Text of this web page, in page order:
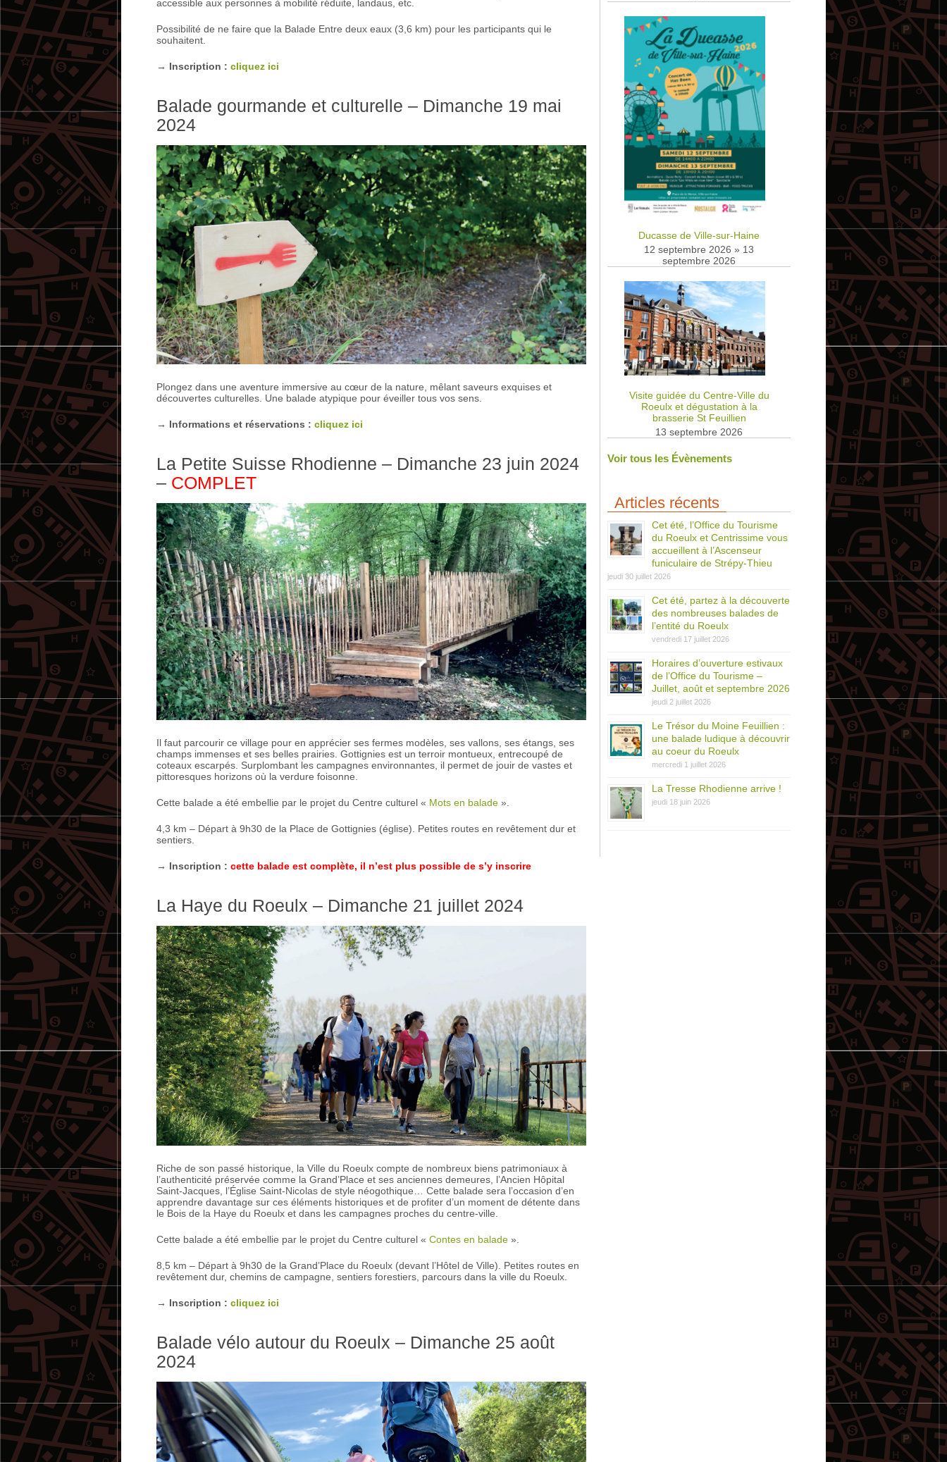
accessible aux personnes à mobilité réduite, landaus, etc.
Possibilité de ne faire que la Balade Entre deux eaux (3,6 km) pour les participants qui le
souhaitent.
→ Inscription : cliquez ici
Balade gourmande et culturelle – Dimanche 19 mai
2024
Plongez dans une aventure immersive au cœur de la nature, mêlant saveurs exquises et
découvertes culturelles. Une balade atypique pour éveiller tous vos sens.
→ Informations et réservations : cliquez ici
La Petite Suisse Rhodienne – Dimanche 23 juin 2024
– COMPLET
Il faut parcourir ce village pour en apprécier ses fermes modèles, ses vallons, ses étangs, ses
champs immenses et ses belles prairies. Gottignies est un terroir montueux, entrecoupé de
coteaux escarpés. Surplombant les campagnes environnantes, il permet de jouir de vastes et
pittoresques horizons où la verdure foisonne.
Cette balade a été embellie par le projet du Centre culturel « Mots en balade ».
4,3 km – Départ à 9h30 de la Place de Gottignies (église). Petites routes en revêtement dur et
sentiers.
→ Inscription : cette balade est complète, il n’est plus possible de s’y inscrire
La Haye du Roeulx – Dimanche 21 juillet 2024
Riche de son passé historique, la Ville du Roeulx compte de nombreux biens patrimoniaux à
l’authenticité préservée comme la Grand’Place et ses anciennes demeures, l’Ancien Hôpital
Saint-Jacques, l’Église Saint-Nicolas de style néogothique… Cette balade sera l’occasion d’en
apprendre davantage sur ces éléments historiques et de profiter d’un moment de détente dans
le Bois de la Haye du Roeulx et dans les campagnes proches du centre-ville.
Cette balade a été embellie par le projet du Centre culturel « Contes en balade ».
8,5 km – Départ à 9h30 de la Grand’Place du Roeulx (devant l’Hôtel de Ville). Petites routes en
revêtement dur, chemins de campagne, sentiers forestiers, parcours dans la ville du Roeulx.
→ Inscription : cliquez ici
Balade vélo autour du Roeulx – Dimanche 25 août
2024
Ducasse de Ville-sur-Haine
12 septembre 2026 » 13
septembre 2026
Visite guidée du Centre-Ville du
Roeulx et dégustation à la
brasserie St Feuillien
13 septembre 2026
Voir tous les Évènements
Articles récents
Cet été, l’Office du Tourisme
du Roeulx et Centrissime vous
accueillent à l’Ascenseur
funiculaire de Strépy-Thieu
jeudi 30 juillet 2026
Cet été, partez à la découverte
des nombreuses balades de
l’entité du Roeulx
vendredi 17 juillet 2026
Horaires d’ouverture estivaux
de l’Office du Tourisme –
Juillet, août et septembre 2026
jeudi 2 juillet 2026
Le Trésor du Moine Feuillien :
une balade ludique à découvrir
au coeur du Roeulx
mercredi 1 juillet 2026
La Tresse Rhodienne arrive !
jeudi 18 juin 2026